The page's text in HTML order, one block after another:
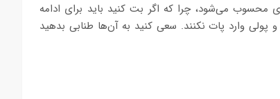
محسوب می‌شود، چرا که اگر بت کنید باید برای ادامه
وارد پات نکنند. سعی کنید به آن‌ها طنابی بدهید